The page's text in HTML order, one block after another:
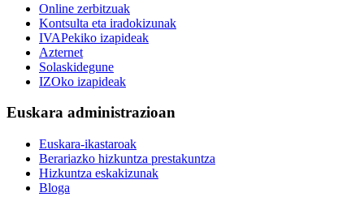
Online zerbitzuak
Kontsulta eta iradokizunak
IVAPekiko izapideak
Azternet
Solaskidegune
IZOko izapideak
Euskara administrazioan
Euskara-ikastaroak
Berariazko hizkuntza prestakuntza
Hizkuntza eskakizunak
Bloga